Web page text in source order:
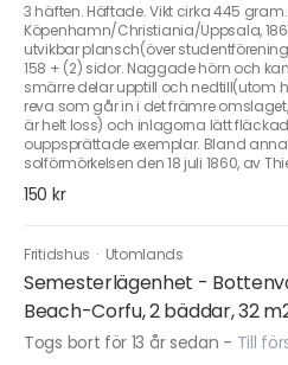
3 häften. Häftade. Vikt cirka 445 gram.
Köpenhamn/Christiania/Uppsala,
utvikbar plansch(över
158 + (2) sidor. Naggade hörn och
smärre delar upptill och nedtill(utom
reva som går in i det främre
är helt loss) och inlagorna lätt
ouppsprättade exemplar. Bland
solförmörkelsen den 18 juli 1860, av
150 kr
Fritidshus · Utomlands
Semesterlägenhet -
Beach-Corfu, 2 bäddar, 32
Togs bort för 13 år sedan - Till